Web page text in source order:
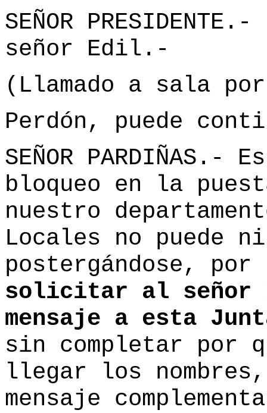
SEÑOR
señor Edil.-
(Llamado a sala
Perdón, puede
SEÑOR
bloqueo en la
nuestro
Locales no puede
postergándose,
solicitar al señor
mensaje a esta
sin completar por
llegar los
mensaje